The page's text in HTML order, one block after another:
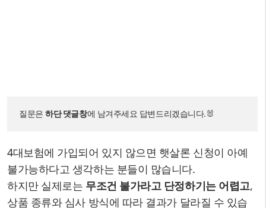
질문은 하단 댓글창에 남겨주세요 답변드리겠습니다.🐰
4대보험에 가입되어 있지 않으면 햇살론 신청이 아예
불가능하다고 생각하는 분들이 많습니다.
하지만 실제로는 무조건 불가라고 단정하기는 어렵고,
상품 종류와 심사 방식에 따라 결과가 달라질 수 있습